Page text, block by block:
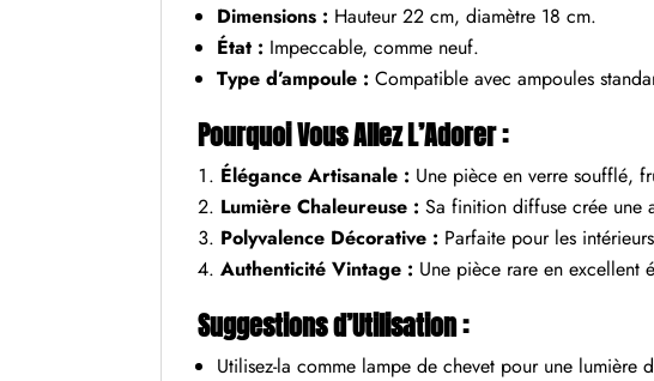
Dimensions : Hauteur 22 cm, diamètre 18 cm.
État : Impeccable, comme neuf.
Type d’ampoule : Compatible avec ampoules
Pourquoi Vous Allez L’Adorer :
Élégance Artisanale : Une pièce en verre soufflé,
Lumière Chaleureuse : Sa finition diffuse crée une
Polyvalence Décorative : Parfaite pour les
Authenticité Vintage : Une pièce rare en excellent
Suggestions d’Utilisation :
Utilisez-la comme lampe de chevet pour une lumière